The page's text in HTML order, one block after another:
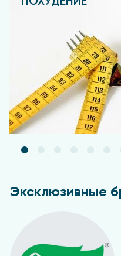
Эксклюзивные